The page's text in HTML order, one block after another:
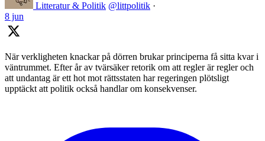
Litteratur & Politik @littpolitik ·
8 jun
När verkligheten knackar på dörren brukar principerna få sitta kvar i
väntrummet. Efter år av tvärsäker retorik om att regler är regler och
att undantag är ett hot mot rättsstaten har regeringen plötsligt
upptäckt att politik också handlar om konsekvenser.